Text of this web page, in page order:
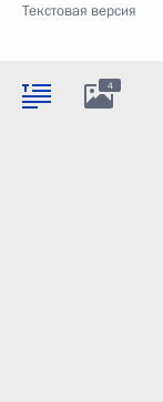
Текстовая версия
4